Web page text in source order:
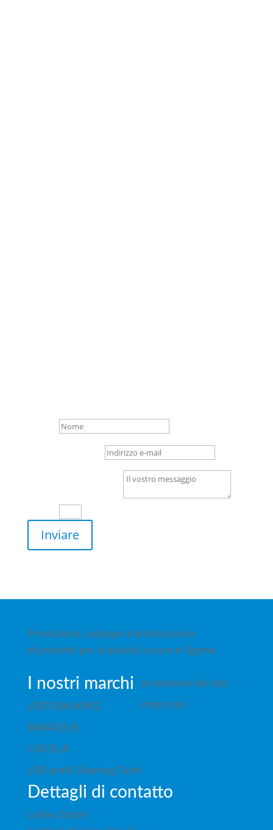
Inviare
Produzione, sviluppo e distribuzione
di prodotti per la pulizia, la cura e l’igiene
I nostri marchi
LOFTEX®-WIPES
MARACEL®
LOFCEL®
LOFcare® Cleaning Cloth
protezione dei dati
impronta
Dettagli di contatto
Loftex GmbH